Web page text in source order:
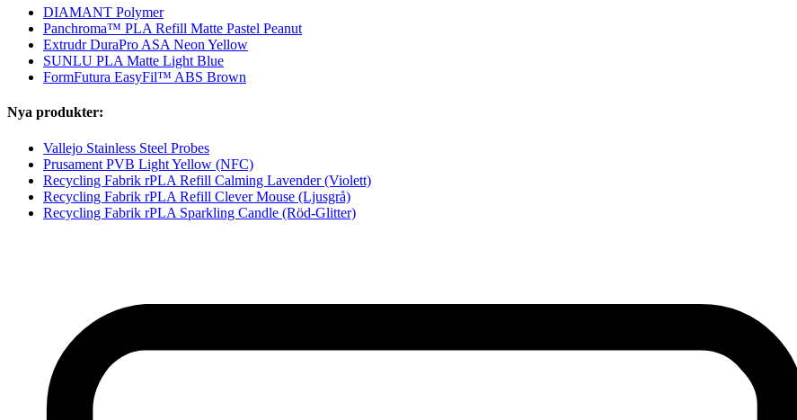
DIAMANT Polymer
Panchroma™ PLA Refill Matte Pastel Peanut
Extrudr DuraPro ASA Neon Yellow
SUNLU PLA Matte Light Blue
FormFutura EasyFil™ ABS Brown
Nya produkter:
Vallejo Stainless Steel Probes
Prusament PVB Light Yellow (NFC)
Recycling Fabrik rPLA Refill Calming Lavender (Violett)
Recycling Fabrik rPLA Refill Clever Mouse (Ljusgrå)
Recycling Fabrik rPLA Sparkling Candle (Röd-Glitter)